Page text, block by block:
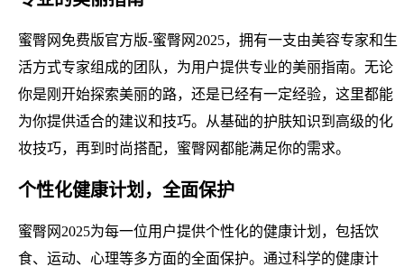
蜜臀网免费版官方版-蜜臀网2025，拥有一支由美容专家和生
活方式专家组成的团队，为用户提供专业的美丽指南。无论
你是刚开始探索美丽的路，还是已经有一定经验，这里都能
为你提供适合的建议和技巧。从基础的护肤知识到高级的化
妆技巧，再到时尚搭配，蜜臀网都能满足你的需求。
个性化健康计划，全面保护
蜜臀网2025为每一位用户提供个性化的健康计划，包括饮
食、运动、心理等多方面的全面保护。通过科学的健康计